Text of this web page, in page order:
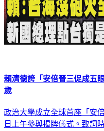
賴清德誇「安倍晉三促成五
歲
政治大學成立全球首座「安
日上午參與揭牌儀式。致詞